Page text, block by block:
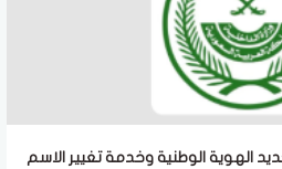
الهوية الوطنية وخدمة تغيير الاسم